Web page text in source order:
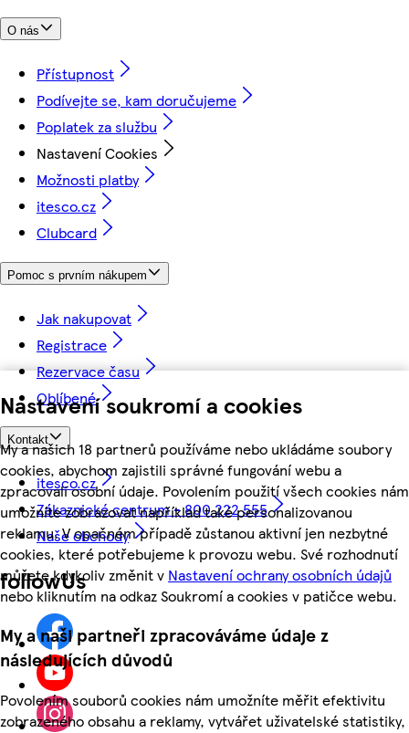
Nastavení soukromí a cookies
My a našich 18 partnerů používáme nebo ukládáme soubory
cookies, abychom zajistili správné fungování webu a
zpracovali osobní údaje. Povolením použití všech cookies nám
umožníte zobrazovat například také personalizovanou
reklamu. V opačném případě zůstanou aktivní jen nezbytné
cookies, které potřebujeme k provozu webu. Své rozhodnutí
můžete kdykoliv změnit v Nastavení ochrany osobních údajů
nebo kliknutím na odkaz Soukromí a cookies v patičce webu.
My a naši partneři zpracováváme údaje z
následujících důvodů
Povolením souborů cookies nám umožníte měřit efektivitu
zobrazeného obsahu a reklamy, vytvářet uživatelské statistiky,
O nás
Přístupnost
Podívejte se, kam doručujeme
Poplatek za službu
Nastavení Cookies
Možnosti platby
itesco.cz
Clubcard
Pomoc s prvním nákupem
Jak nakupovat
Registrace
Rezervace času
Oblíbené
Kontakt
itesco.cz
Zákaznické centrum - 800 222 555
Naše obchody
followUs